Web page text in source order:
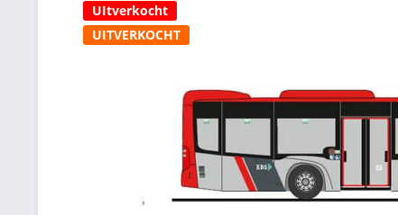
UItverkocht
UITVERKOCHT